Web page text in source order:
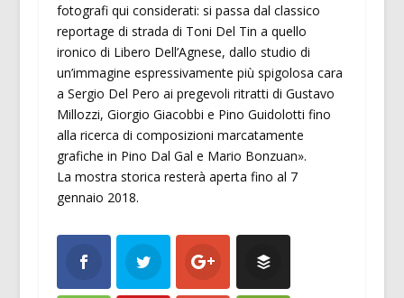
fotografi qui considerati: si passa dal classico
reportage di strada di Toni Del Tin a quello
ironico di Libero Dell’Agnese, dallo studio di
un’immagine espressivamente più spigolosa cara
a Sergio Del Pero ai pregevoli ritratti di Gustavo
Millozzi, Giorgio Giacobbi e Pino Guidolotti fino
alla ricerca di composizioni marcatamente
grafiche in Pino Dal Gal e Mario Bonzuan».
La mostra storica resterà aperta fino al 7
gennaio 2018.